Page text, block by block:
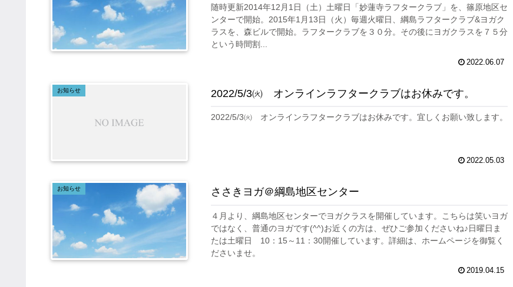
随時更新2014年12月1日（土）土曜日「妙蓮寺ラフタークラブ」を、篠原地区セ
ンターで開始。2015年1月13日（火）毎週火曜日、綱島ラフタークラブ&ヨガク
ラスを、森ビルで開始。ラフタークラブを３０分。その後にヨガクラスを７５分
という時間割...
2022.06.07
お知らせ 2022/5/3㈫ オンラインラフタークラブはお休みです。
2022/5/3㈫ オンラインラフタークラブはお休みです。宜しくお願い致します。
2022.05.03
お知らせ ささきヨガ＠綱島地区センター
４月より、綱島地区センターでヨガクラスを開催しています。こちらは笑いヨガ
ではなく、普通のヨガです(^^)お近くの方は、ぜひご参加くださいね♪日曜日ま
たは土曜日 10：15～11：30開催しています。詳細は、ホームページを御覧く
ださいませ。
2019.04.15